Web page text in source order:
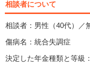
相談者について
相談者：男性（40代）／
傷病名：統合失調症
決定した年金種類と等級